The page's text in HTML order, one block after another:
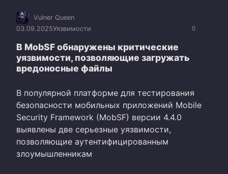
0
Vulner Queen
03.09.2025Уязвимости
В MobSF обнаружены критические
уязвимости, позволяющие загружать
вредоносные файлы
В популярной платформе для тестирования
безопасности мобильных приложений Mobile
Security Framework (MobSF) версии 4.4.0
выявлены две серьезные уязвимости,
позволяющие аутентифицированным
злоумышленникам